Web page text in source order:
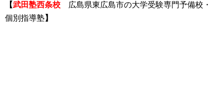
【武田塾西条校 広島県東広島市の大学受験専門予備校・
個別指導塾】